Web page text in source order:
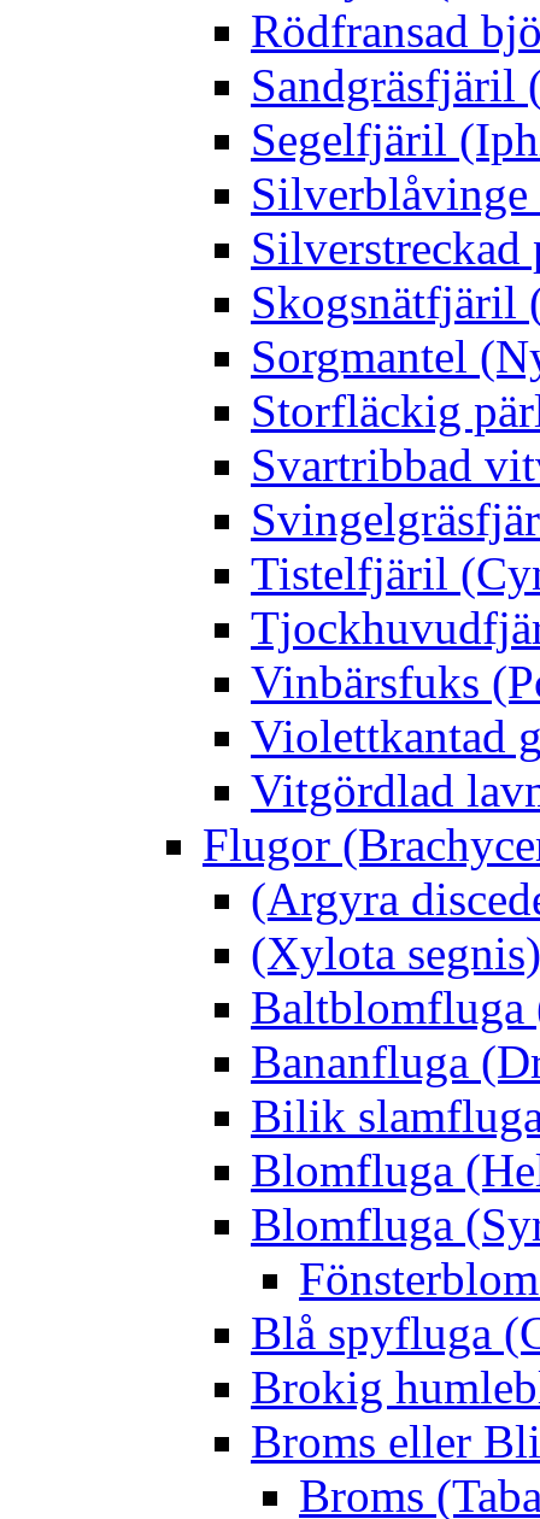
Rödfransad
Sandgräsfjäril
Segelfjäril
Silverblåvinge
Skogsnätfjäril
Sorgmantel
Storfläckig
Svartribbad
Tistelfjäril
Vinbärsfuks
Violettkantad
Vitgördlad
Flugor
(Argyra
(Xylota segnis)
Baltblomfluga
Bananfluga
Bilik
Blomfluga
Blomfluga
Blå spyfluga
Brokig
Broms eller
Broms